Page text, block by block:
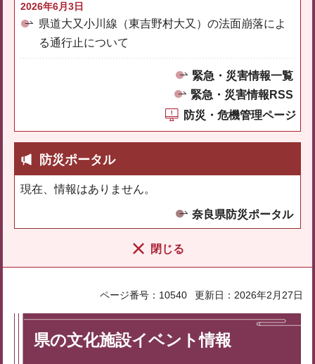
2026年6月3日
県道大又小川線（東吉野村大又）の法面崩落によ
る通行止について
緊急・災害情報一覧
緊急・災害情報RSS
防災・危機管理ページ
防災ポータル
現在、情報はありません。
奈良県防災ポータル
閉じる
ページ番号：10540 更新日：2026年2月27日
県の文化施設イベント情報